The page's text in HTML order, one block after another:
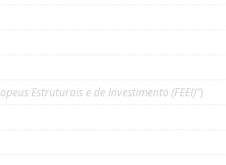
Estruturais e de Investimento (FEEI)")